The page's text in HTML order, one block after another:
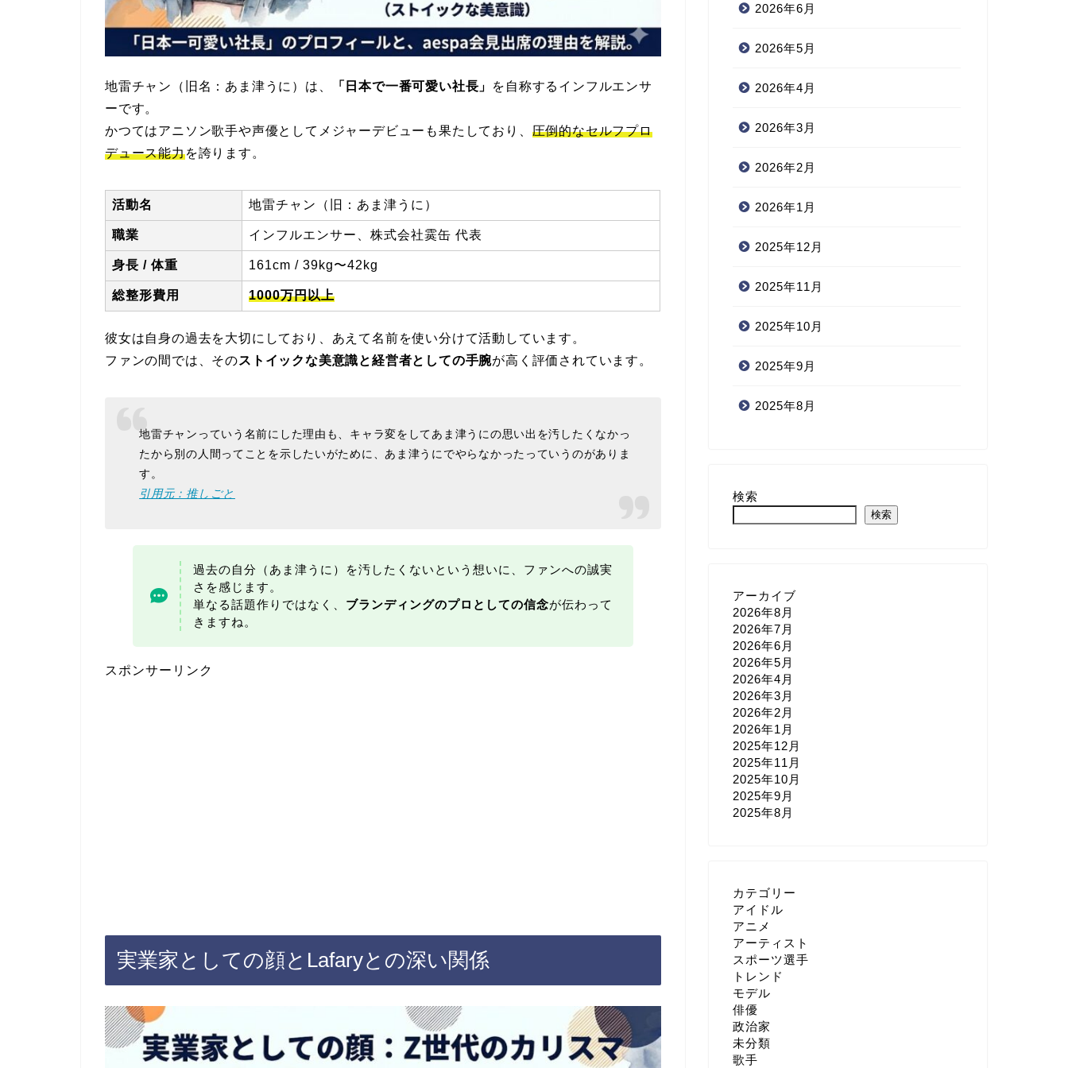
地雷チャン（旧名：あま津うに）は、 「日本で一番可愛い社長」
を自称するインフルエンサ
ーです。
かつてはアニソン歌手や声優としてメジャーデビューも果たしており、 圧倒的なセルフプロ
デュース能力を誇ります。
活動名 地雷チャン（旧：あま津うに）
職業 インフルエンサー、株式会社霙缶 代表
身長 / 体重 161cm / 39kg〜42kg
総整形費用 1000万円以上
彼女は自身の過去を大切にしており、あえて名前を使い分けて活動しています。
ファンの間では、そのストイックな美意識と経営者としての手腕が高く評価されています。
地雷チャンっていう名前にした理由も、キャラ変をしてあま津うにの思い出を汚したくなかっ
たから別の人間ってことを示したいがために、あま津うにでやらなかったっていうのがありま
す。
引用元：推しごと
過去の自分（あま津うに）を汚したくないという想いに、ファンへの誠実
さを感じます。
単なる話題作りではなく、 ブランディングのプロとしての信念が伝わって
きますね。
スポンサーリンク
実業家としての顔とLafaryとの深い関係
2026年6月
2026年5月
2026年4月
2026年3月
2026年2月
2026年1月
2025年12月
2025年11月
2025年10月
2025年9月
2025年8月
検索
検索
アーカイブ
2026年8月
2026年7月
2026年6月
2026年5月
2026年4月
2026年3月
2026年2月
2026年1月
2025年12月
2025年11月
2025年10月
2025年9月
2025年8月
カテゴリー
アイドル
アニメ
アーティスト
スポーツ選手
トレンド
モデル
俳優
政治家
未分類
歌手